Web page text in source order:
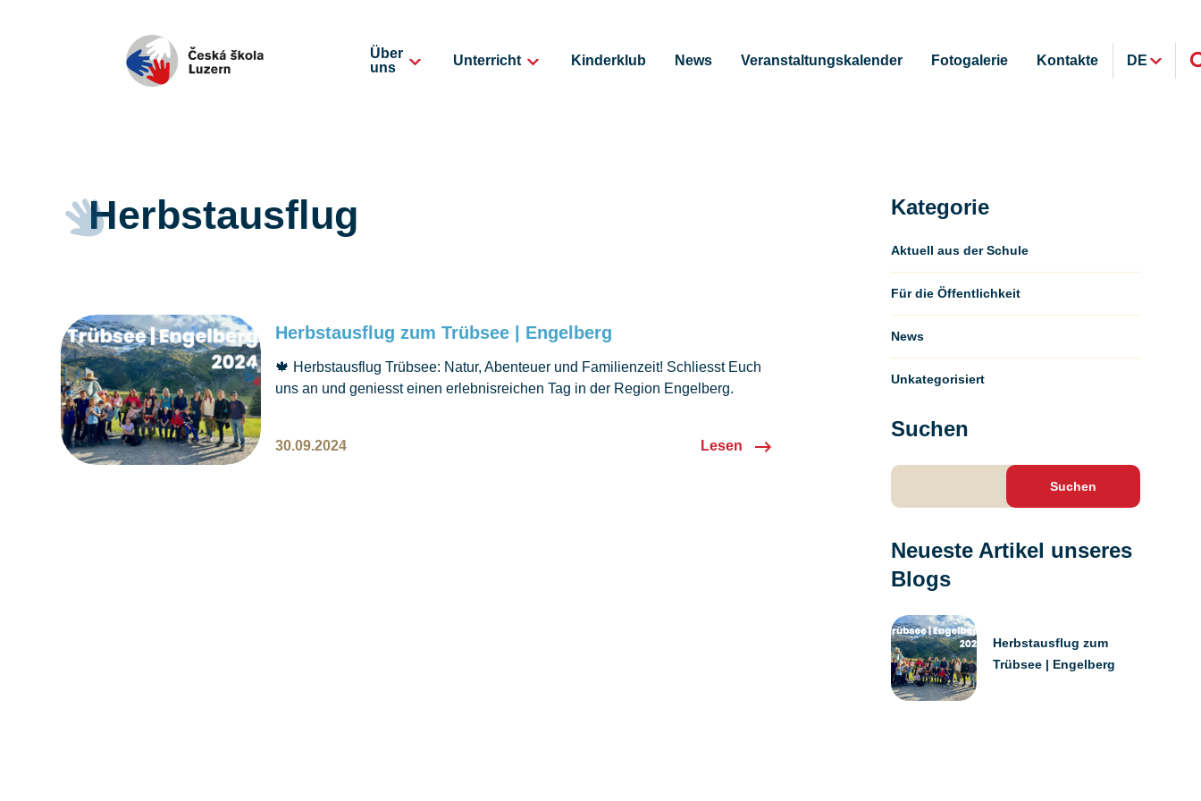
Über
uns
Unterricht Kinderklub News Veranstaltungskalender Fotogalerie Kontakte DE
Herbstausflug
Herbstausflug zum Trübsee | Engelberg
🍁 Herbstausflug Trübsee: Natur, Abenteuer und Familienzeit! Schliesst Euch
uns an und geniesst einen erlebnisreichen Tag in der Region Engelberg.
30.09.2024 Lesen
Kategorie
Aktuell aus der Schule
Für die Öffentlichkeit
News
Unkategorisiert
Suchen
Neueste Artikel unseres
Blogs
Herbstausflug zum
Trübsee | Engelberg